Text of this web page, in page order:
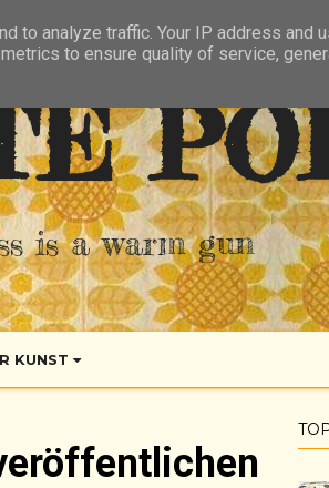
is a warm gun
KUNST
to analyze traffic. Your IP address and
to ensure quality of service,